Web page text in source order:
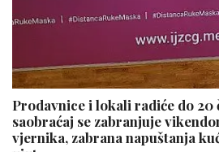
Prodavnice i lokali radiće do 20
saobraćaj se zabranjuje
vjernika, zabrana napuštanja